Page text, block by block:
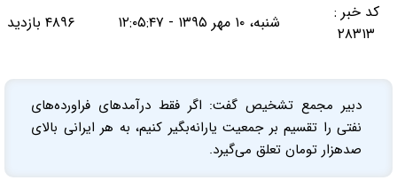
کد خبر :
۲۸۳۱۳
شنبه، ۱۰ مهر ۱۳۹۵ - ۱۲:۰۵:۴۷ ۴۸۹۶ بازدید
دبیر مجمع تشخیص گفت: اگر فقط درآمدهای فراورده‌های
نفتی را تقسیم بر جمعیت یارانه‌بگیر کنیم، به هر ایرانی بالای
صدهزار تومان تعلق می‌گیرد.